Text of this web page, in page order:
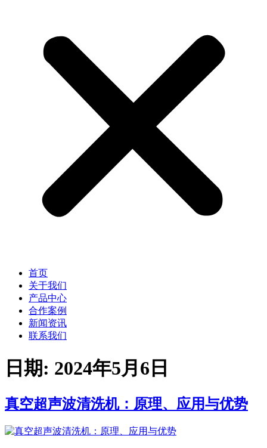
首页
关于我们
产品中心
合作案例
新闻资讯
联系我们
日期: 2024年5月6日
真空超声波清洗机：原理、应用与优势